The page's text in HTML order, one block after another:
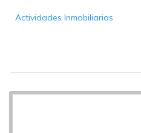
Actividades Inmobiliarias